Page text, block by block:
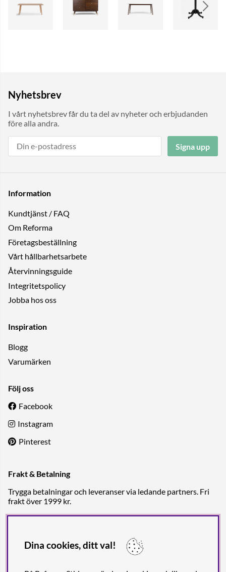
Nyhetsbrev
I vårt nyhetsbrev får du ta del av nyheter och erbjudanden
före alla andra.
Signa upp
Information
Kundtjänst / FAQ
Om Reforma
Företagsbeställning
Vårt hållbarhetsarbete
Återvinningsguide
Integritetspolicy
Jobba hos oss
Inspiration
Blogg
Varumärken
Följ oss
Facebook
Instagram
Pinterest
Frakt & Betalning
Trygga betalningar och leveranser via ledande partners. Fri
frakt över 1999 kr.
Dina cookies, ditt val!